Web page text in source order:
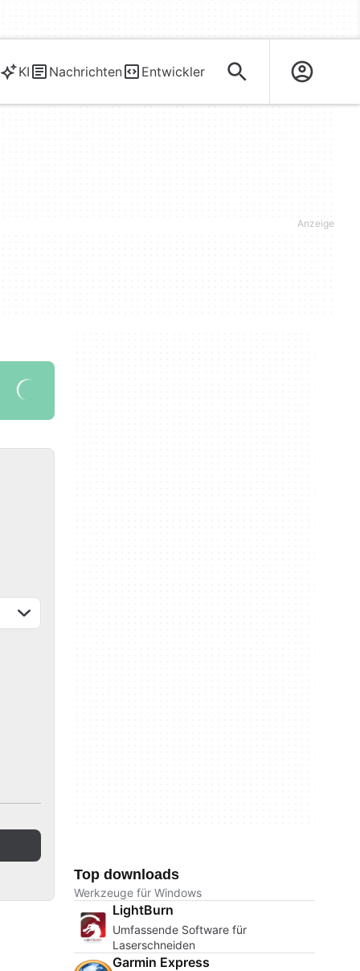
KI Nachrichten Entwickler
Top downloads
Werkzeuge für Windows
LightBurn
Umfassende Software für
Laserschneiden
Garmin Express